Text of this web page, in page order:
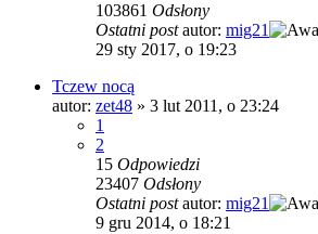
103861 Odsłony
Ostatni postautor: mig21
29 sty 2017, o 19:23
Tczew nocą
autor: zet48 » 3 lut 2011, o 23:24
1
2
15 Odpowiedzi
23407 Odsłony
Ostatni postautor: mig21
9 gru 2014, o 18:21